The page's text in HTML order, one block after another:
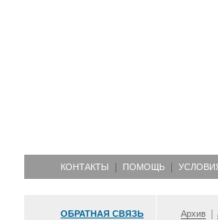
КОНТАКТЫ ПОМОЩЬ
ОБРАТНАЯ СВЯЗЬ Архив